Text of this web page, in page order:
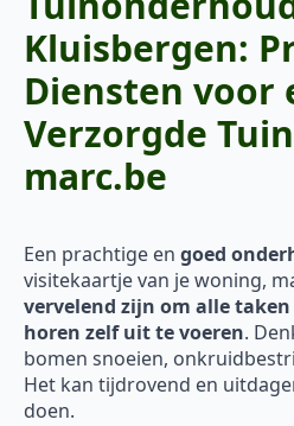
Kluisbergen:
Diensten voor
Verzorgde
marc.be
Een prachtige en goed
visitekaartje van je woning,
vervelend zijn om alle
horen zelf uit te voeren.
bomen snoeien,
Het kan tijdrovend en
doen.